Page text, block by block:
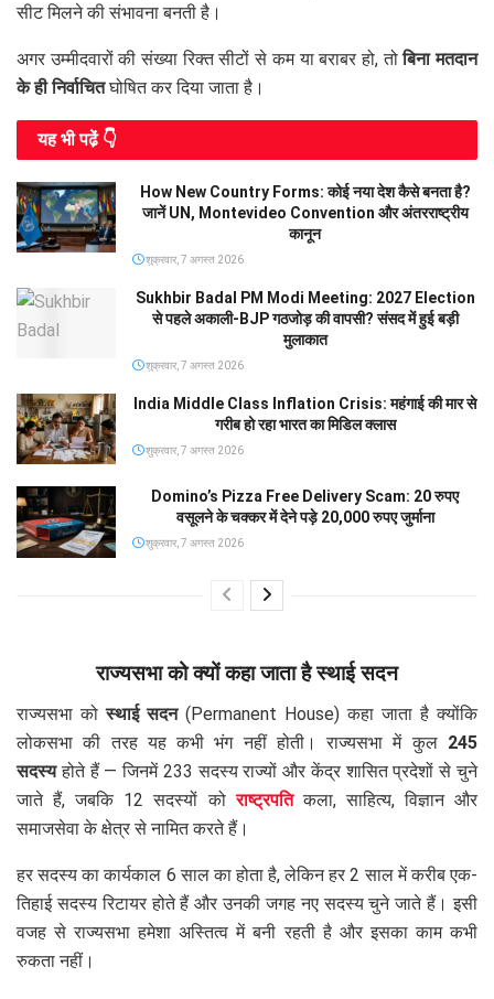
सीट मिलने की संभावना बनती है।
अगर उम्मीदवारों की संख्या रिक्त सीटों से कम या बराबर हो, तोबिना मतदान
के ही निर्वाचितघोषित कर दिया जाता है।
यह भी पढे़ं 👇
How New Country Forms: कोई नया देश कैसे बनता है?
जानें UN, Montevideo Convention और अंतरराष्ट्रीय
कानून
शुक्रवार, 7 अगस्त 2026
Sukhbir Badal PM Modi Meeting: 2027 Election
से पहले अकाली-BJP गठजोड़ की वापसी? संसद में हुई बड़ी
मुलाकात
शुक्रवार, 7 अगस्त 2026
India Middle Class Inflation Crisis: महंगाई की मार से
गरीब हो रहा भारत का मिडिल क्लास
शुक्रवार, 7 अगस्त 2026
Domino’s Pizza Free Delivery Scam: 20 रुपए
वसूलने के चक्कर में देने पड़े 20,000 रुपए जुर्माना
शुक्रवार, 7 अगस्त 2026
राज्यसभा को क्यों कहा जाता है स्थाई सदन
राज्यसभा कोस्थाई सदन(Permanent House) कहा जाता है क्योंकि
लोकसभा की तरह यह कभी भंग नहीं होती। राज्यसभा में कुल 245
सदस्यहोते हैं — जिनमें 233 सदस्य राज्यों और केंद्र शासित प्रदेशों से चुने
जाते हैं, जबकि 12 सदस्यों कोराष्ट्रपतिकला, साहित्य, विज्ञान और
समाजसेवा के क्षेत्र से नामित करते हैं।
हर सदस्य का कार्यकाल 6 साल का होता है, लेकिन हर 2 साल में करीब एक-
तिहाई सदस्य रिटायर होते हैं और उनकी जगह नए सदस्य चुने जाते हैं। इसी
वजह से राज्यसभा हमेशा अस्तित्व में बनी रहती है और इसका काम कभी
रुकता नहीं।